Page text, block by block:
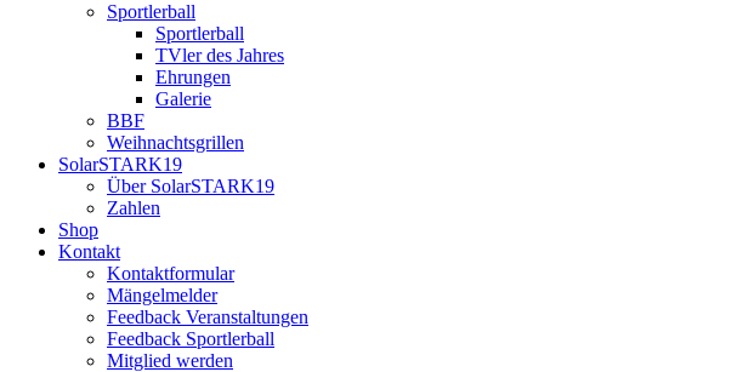
Sportlerball
Sportlerball
TVler des Jahres
Ehrungen
Galerie
BBF
Weihnachtsgrillen
SolarSTARK19
Über SolarSTARK19
Zahlen
Shop
Kontakt
Kontaktformular
Mängelmelder
Feedback Veranstaltungen
Feedback Sportlerball
Mitglied werden